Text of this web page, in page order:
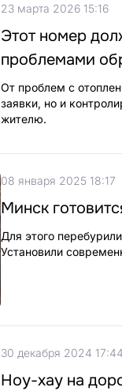
23 марта 2026 15:16
Этот номер
проблемами
От проблем с
заявки, но и
жителю.
08 января 2025 18:17
Минск
Для этого
Установили
30 декабря 2024 17:44
Ноу-хау на